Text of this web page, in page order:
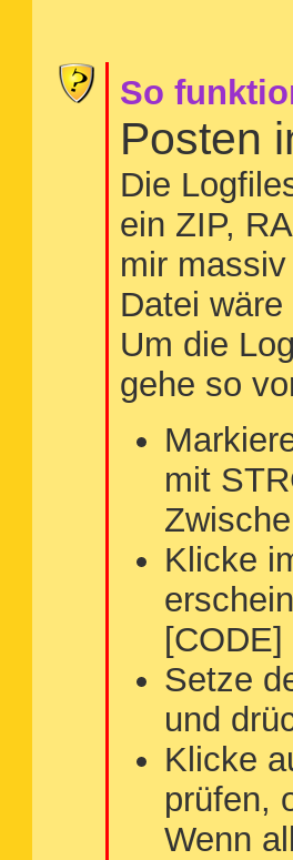
So
Posten
Die
ein ZIP,
mir
Datei
Um die
gehe so
mit
Klicke
Setze
und
Klicke
prüfen,
Wenn